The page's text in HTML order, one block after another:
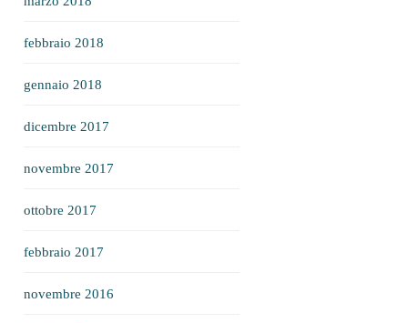
febbraio 2018
gennaio 2018
dicembre 2017
novembre 2017
ottobre 2017
febbraio 2017
novembre 2016